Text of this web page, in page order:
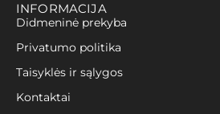
INFORMACIJA
Didmeninė prekyba
Privatumo politika
Taisyklės ir sąlygos
Kontaktai